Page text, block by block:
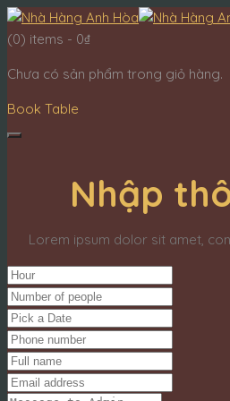
(0) items - 0₫
Chưa có sản phẩm trong giỏ hàng.
Book Table
Nhập
Lorem ipsum dolor sit amet,